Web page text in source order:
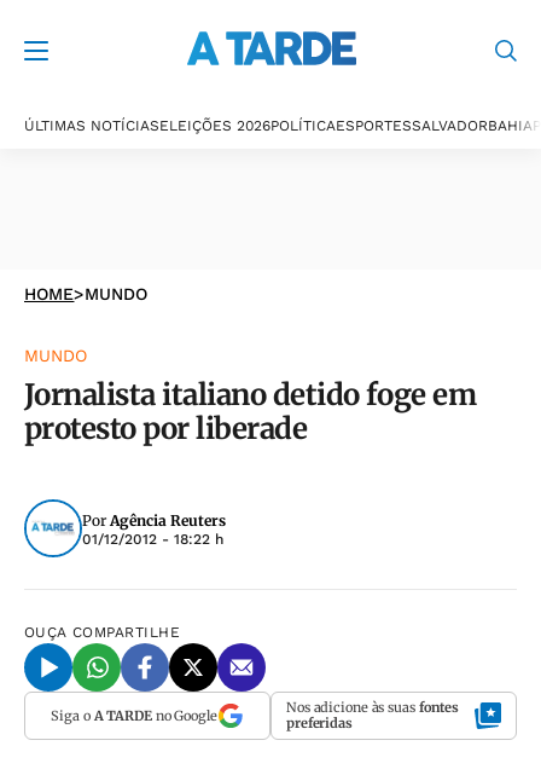
ÚLTIMAS NOTÍCIASELEIÇÕES 2026POLÍTICAESPORTESSALVADORBAHIA
HOME>MUNDO
MUNDO
Jornalista italiano detido foge em
protesto por liberade
PorAgência Reuters
01/12/2012 - 18:22 h
OUÇA COMPARTILHE
Siga o A TARDEno Google Nos adicione às suas fontes
preferidas